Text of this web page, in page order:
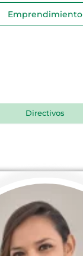
Emprendimiento
Directivos